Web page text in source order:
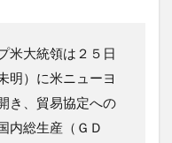
米大統領は２５日
明）に米ニューヨ
き、貿易協定への
内総生産（ＧＤ